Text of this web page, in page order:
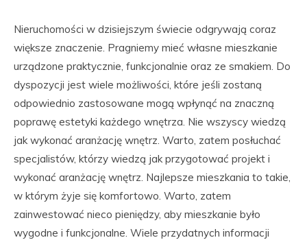
Nieruchomości w dzisiejszym świecie odgrywają coraz
większe znaczenie. Pragniemy mieć własne mieszkanie
urządzone praktycznie, funkcjonalnie oraz ze smakiem. Do
dyspozycji jest wiele możliwości, które jeśli zostaną
odpowiednio zastosowane mogą wpłynąć na znaczną
poprawę estetyki każdego wnętrza. Nie wszyscy wiedzą
jak wykonać aranżację wnętrz. Warto, zatem posłuchać
specjalistów, którzy wiedzą jak przygotować projekt i
wykonać aranżację wnętrz. Najlepsze mieszkania to takie,
w którym żyje się komfortowo. Warto, zatem
zainwestować nieco pieniędzy, aby mieszkanie było
wygodne i funkcjonalne. Wiele przydatnych informacji